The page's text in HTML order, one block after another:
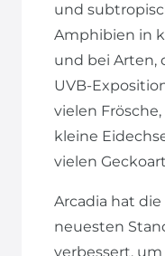
und
Amphibien in
und bei Arten,
UVB-
vielen
kleine
vielen
Arcadia hat
neuesten
verbessert,